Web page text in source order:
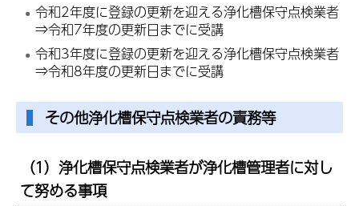
令和2年度に登録の更新を迎える浄化槽保守点検業者
⇒令和7年度の更新日までに受講
令和3年度に登録の更新を迎える浄化槽保守点検業者
⇒令和8年度の更新日までに受講
その他浄化槽保守点検業者の責務等
（1）浄化槽保守点検業者が浄化槽管理者に対し
て努める事項